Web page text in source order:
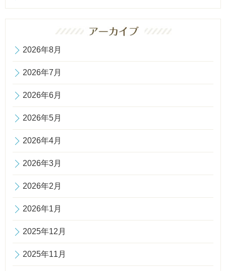
2026年8月
2026年7月
2026年6月
2026年5月
2026年4月
2026年3月
2026年2月
2026年1月
2025年12月
2025年11月